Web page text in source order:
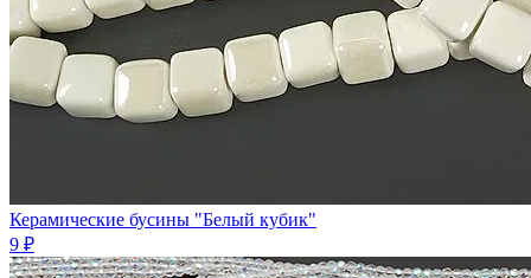
Керамические бусины "Белый кубик"
9 ₽